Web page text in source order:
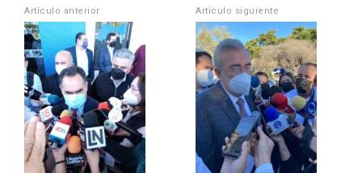
p
p
o
k
tir
Artículo anterior Artículo siguiente